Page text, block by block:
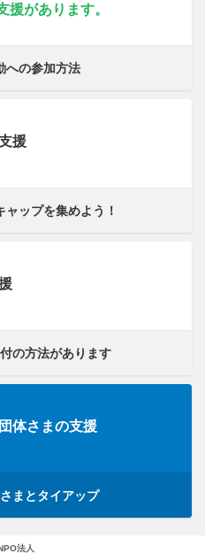
援があります。
への参加方法
援
ャップを集めよう！
の方法があります
体さまの支援
まとタイアップ
法人